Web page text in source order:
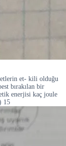
et- kili olduğu
bırakılan bir
enerjisi kaç joule
15